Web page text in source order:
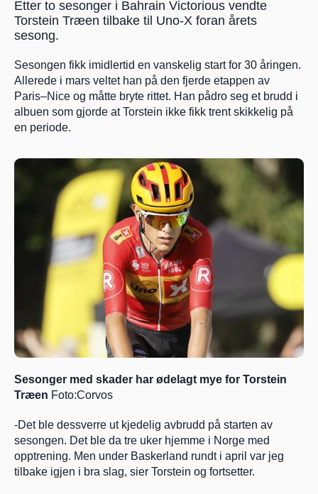
Etter to sesonger i Bahrain Victorious vendte
Torstein Træen tilbake til Uno-X foran årets
sesong.
Sesongen fikk imidlertid en vanskelig start for 30 åringen.
Allerede i mars veltet han på den fjerde etappen av
Paris–Nice og måtte bryte rittet. Han pådro seg et brudd i
albuen som gjorde at Torstein ikke fikk trent skikkelig på
en periode.
Sesonger med skader har ødelagt mye for Torstein
Træen Foto:Corvos
-Det ble dessverre ut kjedelig avbrudd på starten av
sesongen. Det ble da tre uker hjemme i Norge med
opptrening. Men under Baskerland rundt i april var jeg
tilbake igjen i bra slag, sier Torstein og fortsetter.